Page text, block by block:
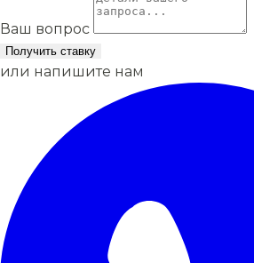
Ваш вопрос
Получить ставку
или напишите нам